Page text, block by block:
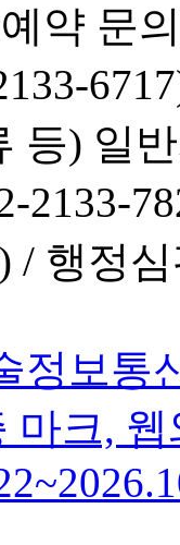
약 문
등) 일
2133-
/ 행정심